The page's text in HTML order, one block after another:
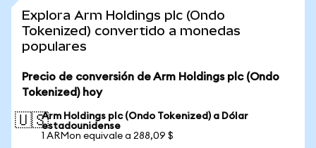
Explora Arm Holdings plc (Ondo
Tokenized) convertido a monedas
populares
Precio de conversión de Arm Holdings plc (Ondo
Tokenized) hoy
🇺🇸Arm Holdings plc (Ondo Tokenized) a Dólar
estadounidense
1 ARMon equivale a 288,09 $